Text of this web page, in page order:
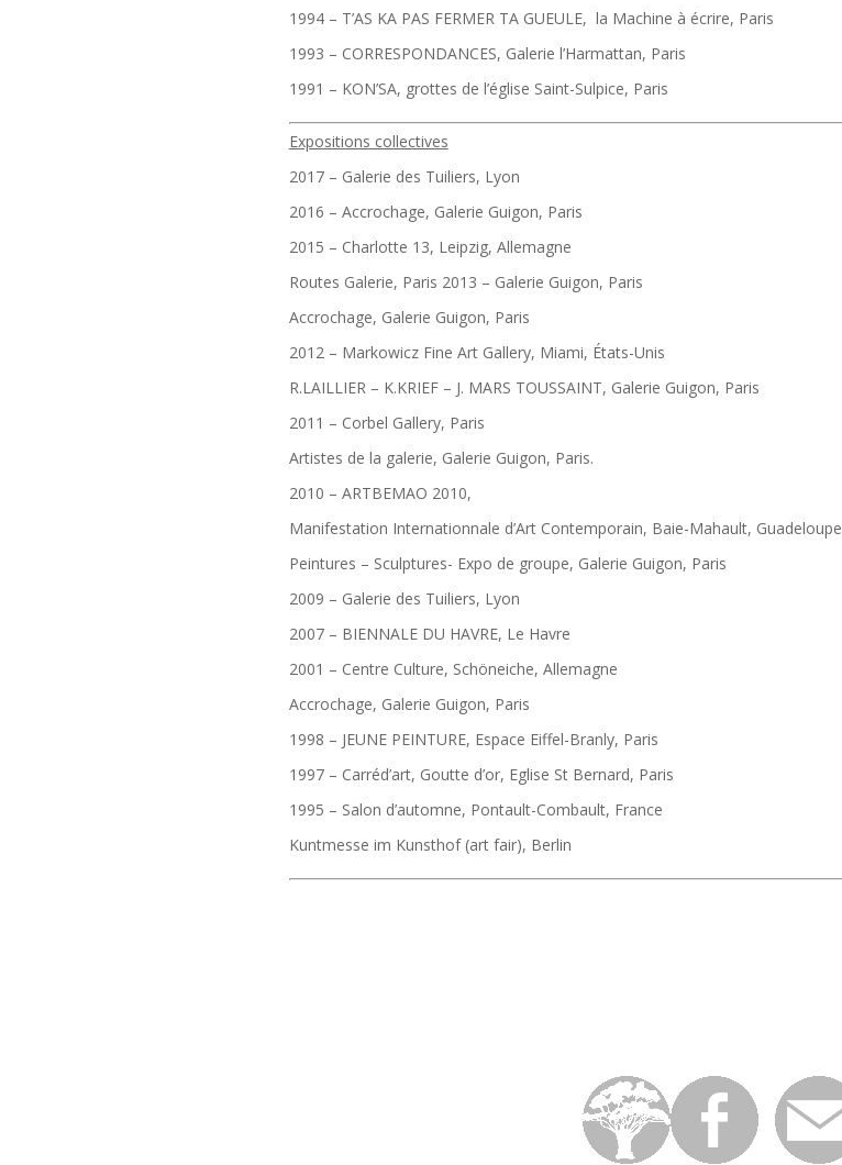
1994 – T’AS KA PAS FERMER TA GUEULE, la Machine à écrire, Paris
1993 – CORRESPONDANCES, Galerie l’Harmattan, Paris
1991 – KON’SA, grottes de l’église Saint-Sulpice, Paris
Expositions collectives
2017 – Galerie des Tuiliers, Lyon
2016 – Accrochage, Galerie Guigon, Paris
2015 – Charlotte 13, Leipzig, Allemagne
Routes Galerie, Paris 2013 – Galerie Guigon, Paris
Accrochage, Galerie Guigon, Paris
2012 – Markowicz Fine Art Gallery, Miami, États-Unis
R.LAILLIER – K.KRIEF – J. MARS TOUSSAINT, Galerie Guigon, Paris
2011 – Corbel Gallery, Paris
Artistes de la galerie, Galerie Guigon, Paris.
2010 – ARTBEMAO 2010,
Manifestation Internationnale d’Art Contemporain, Baie-Mahault, Guadeloupe
Peintures – Sculptures- Expo de groupe, Galerie Guigon, Paris
2009 – Galerie des Tuiliers, Lyon
2007 – BIENNALE DU HAVRE, Le Havre
2001 – Centre Culture, Schöneiche, Allemagne
Accrochage, Galerie Guigon, Paris
1998 – JEUNE PEINTURE, Espace Eiffel-Branly, Paris
1997 – Carréd’art, Goutte d’or, Eglise St Bernard, Paris
1995 – Salon d’automne, Pontault-Combault, France
Kuntmesse im Kunsthof (art fair), Berlin